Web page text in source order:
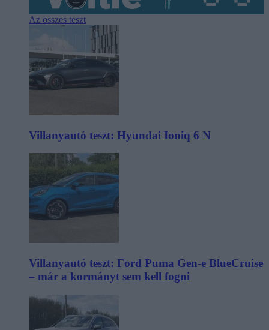
Az összes teszt
Villanyautó teszt: Hyundai Ioniq 6 N
Villanyautó teszt: Ford Puma Gen-e BlueCruise
– már a kormányt sem kell fogni